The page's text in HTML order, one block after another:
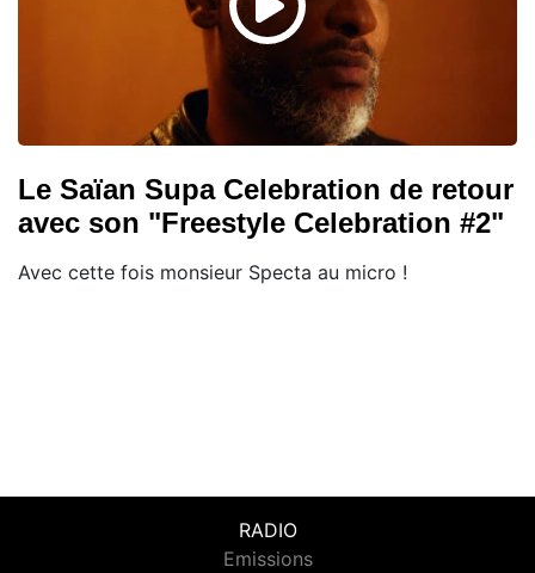
Le Saïan Supa Celebration de retour
avec son "Freestyle Celebration #2"
Avec cette fois monsieur Specta au micro !
RADIO
Emissions